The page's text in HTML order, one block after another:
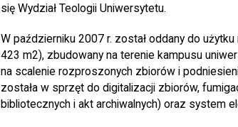
się Wydział Teologii Uniwersytetu.
W październiku 2007 r. został oddany do
423 m2), zbudowany na terenie kampusu
na scalenie rozproszonych zbiorów i
została w sprzęt do digitalizacji zbiorów,
bibliotecznych i akt archiwalnych) oraz system